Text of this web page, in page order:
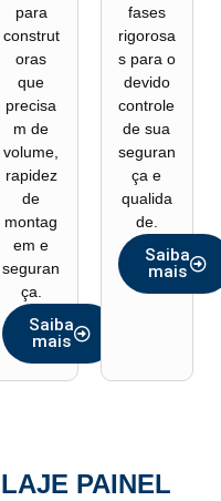
para
construt
oras
que
precisa
m de
volume,
rapidez
de
montag
em e
seguran
ça.
Saiba
mais
fases
rigorosa
s para o
devido
controle
de sua
seguran
ça e
qualida
de.
Saiba
mais
PAINEL